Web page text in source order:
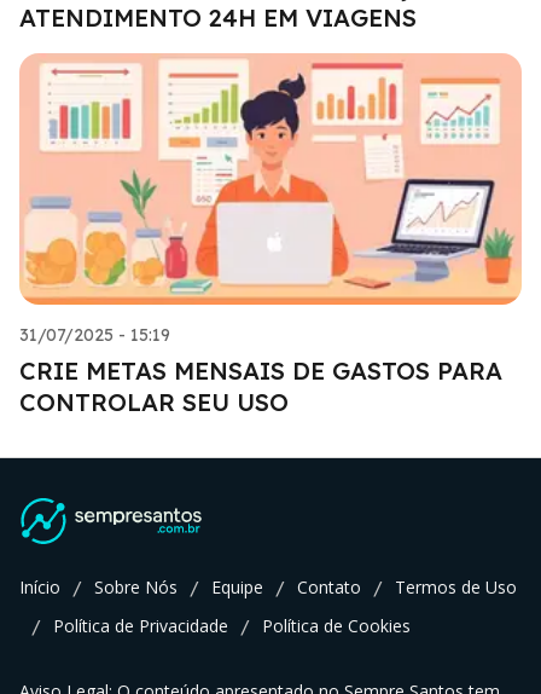
ATENDIMENTO 24H EM VIAGENS
31/07/2025 - 15:19
CRIE METAS MENSAIS DE GASTOS PARA
CONTROLAR SEU USO
Início / Sobre Nós / Equipe / Contato / Termos de Uso
/ Política de Privacidade / Política de Cookies